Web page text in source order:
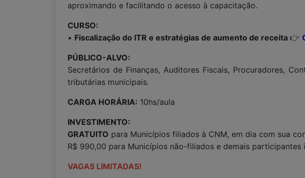
aproximando e facilitando o acesso à capacitação.
CURSO:
• Fiscalização do ITR e estratégias de aumento de receita 👉
PÚBLICO-ALVO:
Secretários de Finanças, Auditores Fiscais, Procuradores,
tributárias municipais.
CARGA HORÁRIA: 10hs/aula
INVESTIMENTO:
GRATUITO para Municípios filiados à CNM, em dia com sua
R$ 990,00 para Municípios não-filiados e demais participantes
VAGAS LIMITADAS!